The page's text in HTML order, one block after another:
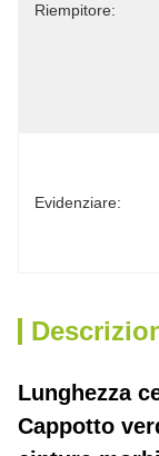
Riempitore:
Evidenziare:
Lunghezza
Cappotto